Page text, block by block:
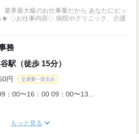
業界最大級のお仕事量だから あなたにピッ
介護
務
駅（徒歩 15分）
円 交通費一部支給
：00〜16：00 09：00〜13...
もっと見る